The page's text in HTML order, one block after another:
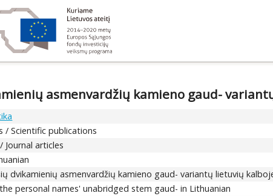
asmenvardžių kamieno gaud-
/ Scientific publications
Journal articles
dvikamienių asmenvardžių kamieno gaud- variantų lietuvių
personal names' unabridged stem gaud- in Lithuanian